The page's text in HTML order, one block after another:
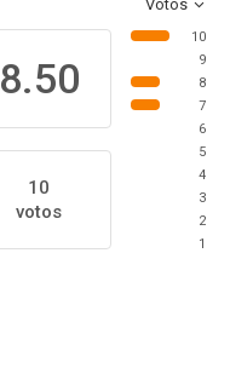
Votos
8.50
10
votos
10
9
8
7
6
5
4
3
2
1